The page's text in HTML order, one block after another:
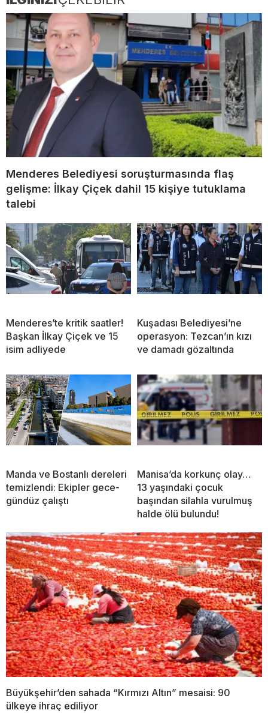
Menderes Belediyesi soruşturmasında flaş
gelişme: İlkay Çiçek dahil 15 kişiye tutuklama
talebi
Menderes’te kritik saatler!
Başkan İlkay Çiçek ve 15
isim adliyede
Kuşadası Belediyesi’ne
operasyon: Tezcan’ın kızı
ve damadı gözaltında
Manda ve Bostanlı dereleri
temizlendi: Ekipler gece-
gündüz çalıştı
Manisa’da korkunç olay…
13 yaşındaki çocuk
başından silahla vurulmuş
halde ölü bulundu!
Büyükşehir’den sahada “Kırmızı Altın” mesaisi: 90
ülkeye ihraç ediliyor